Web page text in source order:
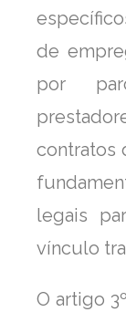
de
por
contratos
legais
vínculo
O artigo